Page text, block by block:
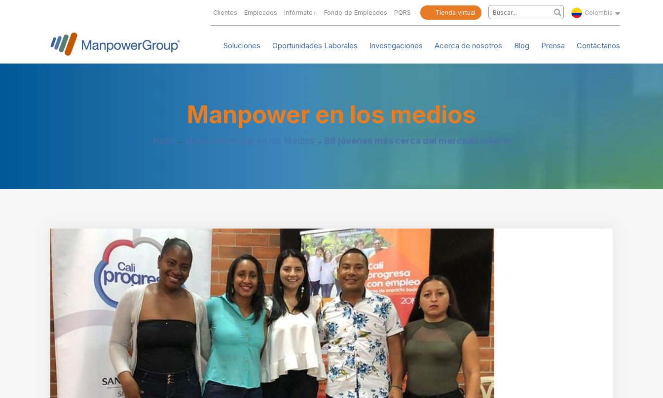
Clientes Empleados Infórmate+ Fondo de Empleados PQRS Tienda virtual Colombia
Soluciones Oportunidades Laborales Investigaciones Acerca de nosotros Blog Prensa Contáctanos
Manpower en los medios
Inicio ManpowerGroup en los Medios 88 jóvenes más cerca del mercado laboral